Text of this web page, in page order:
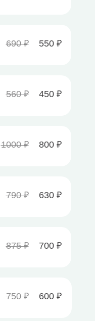
560 ₽
1000 ₽
690 ₽
875 ₽
790 ₽
750 ₽ 600 ₽
630 ₽
700 ₽
550 ₽
800 ₽
450 ₽